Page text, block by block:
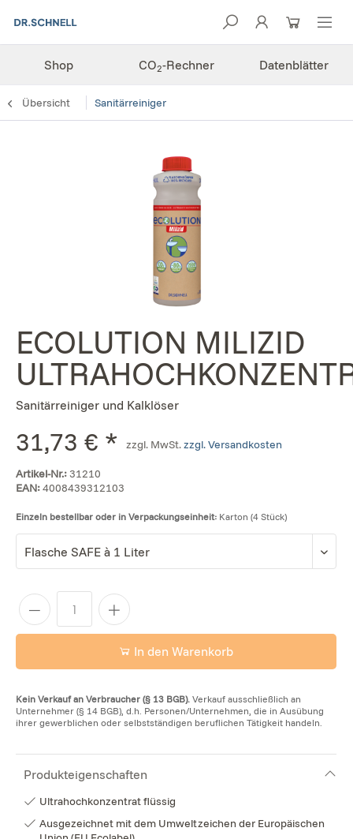
Shop CO2-Rechner Datenblätter
Übersicht Sanitärreiniger
ECOLUTION MILIZID
Sanitärreiniger und Kalklöser
31,73 € * zzgl. MwSt.zzgl. Versandkosten
Artikel-Nr.:31210
EAN:4008439312103
Einzeln bestellbar oder in Verpackungseinheit: Karton (4 Stück)
In den Warenkorb
Kein Verkauf an Verbraucher (§ 13 BGB). Verkauf ausschließlich an
Unternehmer (§ 14 BGB), d.h. Personen/Unternehmen, die in Ausübung
ihrer gewerblichen oder selbstständigen beruflichen Tätigkeit handeln.
Produkteigenschaften
Ultrahochkonzentrat flüssig
Ausgezeichnet mit dem Umweltzeichen der Europäischen